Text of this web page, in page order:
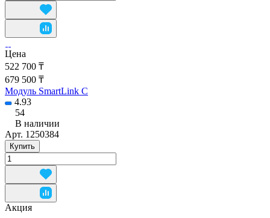
Цена
522 700 ₸
679 500 ₸
Модуль SmartLink C
4.93
54
В наличии
Арт. 1250384
Купить
Акция